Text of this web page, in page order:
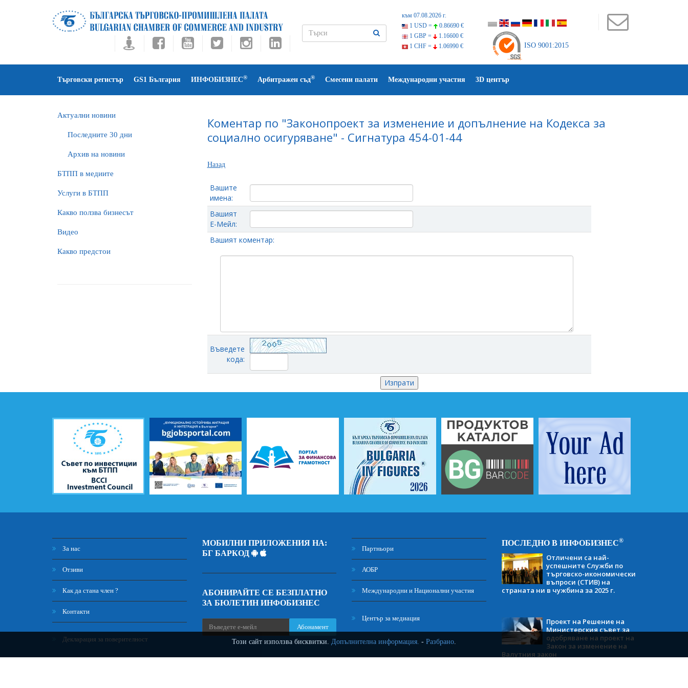
Този сайт използва бисквитки. Допълнителна информация. - Разбрано.
към 07.08.2026 г.
1 USD =
0.86690 €
1 GBP =
1.16600 €
1 CHF =
1.06990 € ISO 9001:2015
Търговски регистър GS1 България ИНФОБИЗНЕС® Арбитражен съд® Смесени палати Международни участия 3D център
Актуални новини
Последните 30 дни
Архив на новини
БTПП в медиите
Услуги в БТПП
Какво ползва бизнесът
Видео
Какво предстои
Коментар по "Законопроект за изменение и допълнение на Кодекса за
социално осигуряване" - Сигнатура 454-01-44
Назад
Вашите
имена:
Вашият
Е-Мейл:
Вашият коментар:
Въведете
кода:
За нас
Отзиви
Как да стана член ?
Контакти
Декларация за поверителност
МОБИЛНИ ПРИЛОЖЕНИЯ НА:
БГ БАРКОД
АБОНИРАЙТЕ СЕ БЕЗПЛАТНО
ЗА БЮЛЕТИН ИНФОБИЗНЕС
Абонамент
Партньори
АОБР
Международни и Национални участия
Център за медиация
ПОСЛЕДНО В ИНФОБИЗНЕС®
Отличени са най-
успешните Служби по
търговско-икономически
въпроси (СТИВ) на
страната ни в чужбина за 2025 г.
Проект на Решение на
Министерския съвет за
одобряване на проект на
Закон за изменение на
Валутния закон